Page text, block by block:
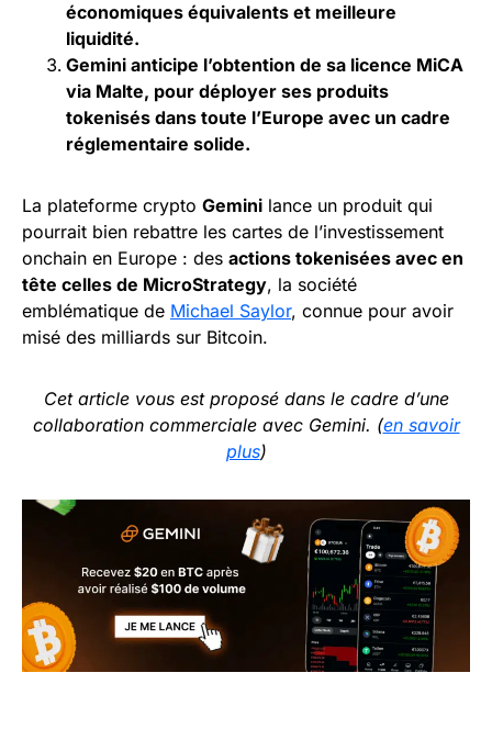
économiques équivalents et meilleure
liquidité.
Gemini anticipe l’obtention de sa licence MiCA
via Malte, pour déployer ses produits
tokenisés dans toute l’Europe avec un cadre
réglementaire solide.
La plateforme crypto Gemini lance un produit qui
pourrait bien rebattre les cartes de l’investissement
onchain en Europe : des actions tokenisées avec en
tête celles de MicroStrategy, la société
emblématique de Michael Saylor, connue pour avoir
misé des milliards sur Bitcoin.
Cet article vous est proposé dans le cadre d’une
collaboration commerciale avec Gemini. (en savoir
plus)